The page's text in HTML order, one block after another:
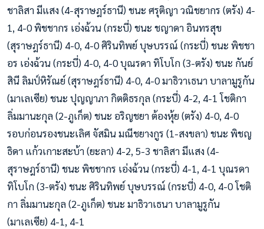
ชาลิสา มีแสง (4-สุราษฎร์ธานี) ชนะ ศรุติญา วณิชยากร (ตรัง) 4-
1, 4-0 พิชชากร เอ่งฉ้วน (กระบี่) ชนะ ชญาดา อินทรสุข
(สุราษฎร์ธานี) 4-0, 4-0 ศิรินทิพย์ บุษบรรณ์ (กระบี่) ชนะ พิชชา
อร เอ่งฉ้วน (กระบี่) 4-0, 4-0 บุณรดา ทิโบโก (3-ตรัง) ชนะ กันย์
สินี ลิมป์หิรัณย์ (สุราษฎร์ธานี) 4-0, 4-0 มาธิวาเธนา บาลามูรูกัน
(มาเลเซีย) ชนะ ปุญญาภา กิตติธรกุล (กระบี่) 4-2, 4-1 โชติกา
ลิ่มมานะกุล (2-ภูเก็ต) ชนะ อริญชยา ต้องหุ้ย (ตรัง) 4-0, 4-0
รอบก่อนรองชนะเลิศ จัสมิน มณีชยางกูร (1-สงขลา) ชนะ พิชญ
ธิดา แก้วเกาะสะบ้า (ยะลา) 4-2, 5-3 ชาลิสา มีแสง (4-
สุราษฎร์ธานี) ชนะ พิชชากร เอ่งฉ้วน (กระบี่) 4-1, 4-1 บุณรดา
ทิโบโก (3-ตรัง) ชนะ ศิรินทิพย์ บุษบรรณ์ (กระบี่) 4-0, 4-0 โชติ
กา ลิ่มมานะกุล (2-ภูเก็ต) ชนะ มาธิวาเธนา บาลามูรูกัน
(มาเลเซีย) 4-1, 4-1